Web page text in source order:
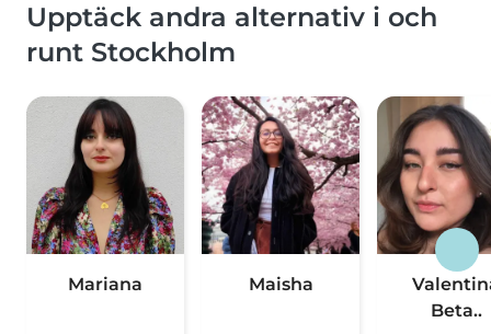
Upptäck andra alternativ i och
runt Stockholm
Mariana Maisha
Beta..